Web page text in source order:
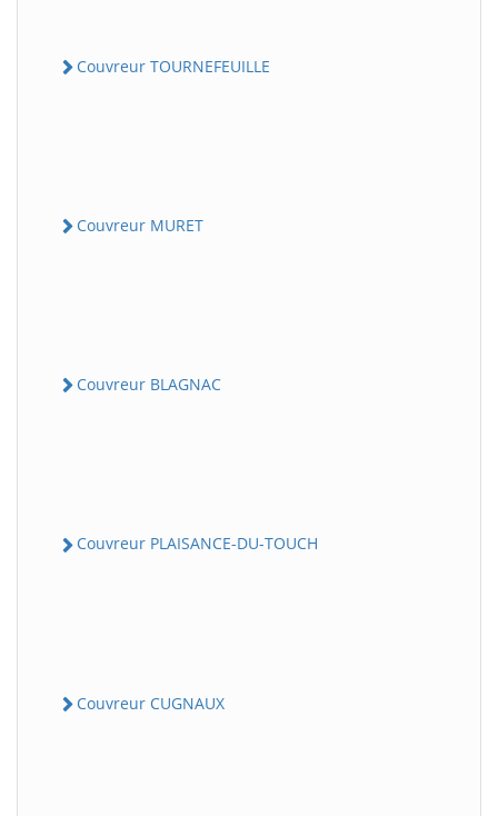
Couvreur TOURNEFEUILLE
Couvreur MURET
Couvreur BLAGNAC
Couvreur PLAISANCE-DU-TOUCH
Couvreur CUGNAUX